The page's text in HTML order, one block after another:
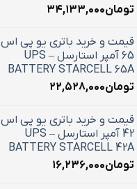
تومان۳۴,۱۳۳,۰۰۰
قیمت و خرید باتری یو پی اس
65 آمپر استارسل – UPS
BATTERY STARCELL 65A
تومان۲۲,۵۲۸,۰۰۰
قیمت و خرید باتری یو پی اس
42 آمپر استارسل – UPS
BATTERY STARCELL 42A
تومان۱۶,۲۳۶,۰۰۰